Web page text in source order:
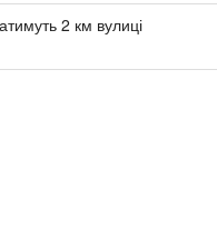
2 км вулиці